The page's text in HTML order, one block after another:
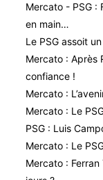
Mercato - PSG :
en main…
Le PSG assoit
Mercato : Après
confiance !
Mercato :
Mercato : Le
PSG : Luis
Mercato : Le
Mercato :